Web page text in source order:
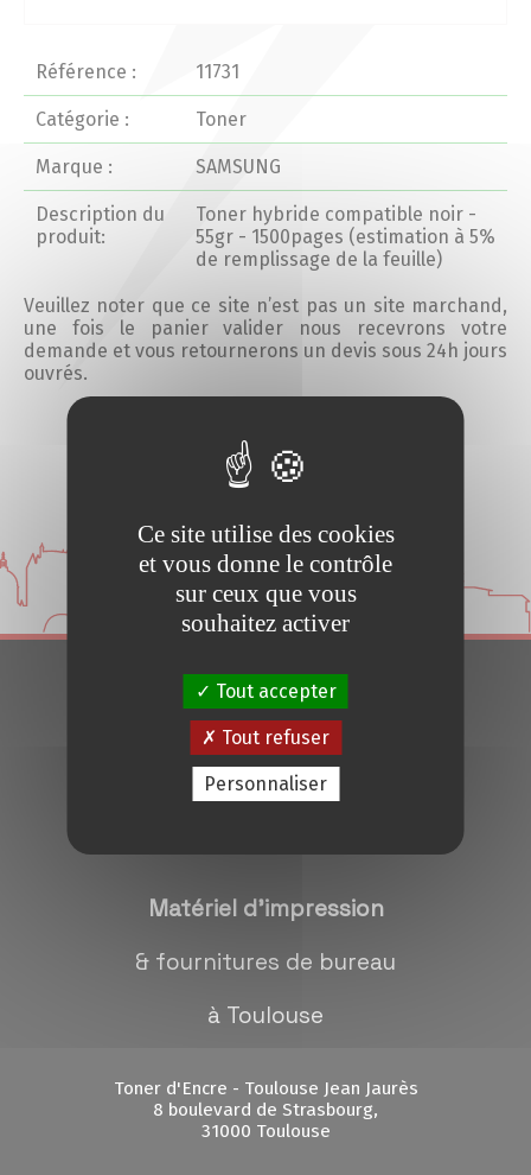
Produits
Professionnels
Particuliers
Catalogue
Analyse des besoins
Conseils et Astuces
Devis en 24H
Notre métier
Contact/magasins
Référence : 11731
Catégorie : Toner
Marque : SAMSUNG
Description du
produit:
Toner hybride compatible noir -
55gr - 1500pages (estimation à 5%
de remplissage de la feuille)
Veuillez noter que ce site n’est pas un site marchand,
une fois le panier valider nous recevrons votre
demande et vous retournerons un devis sous 24h jours
ouvrés.
Matériel d'impression
& fournitures de bureau
à Toulouse
Toner d'Encre - Toulouse Jean Jaurès
8 boulevard de Strasbourg,
31000 Toulouse
Ce site utilise des cookies
et vous donne le contrôle
sur ceux que vous
souhaitez activer
Tout accepter
Tout refuser
Personnaliser